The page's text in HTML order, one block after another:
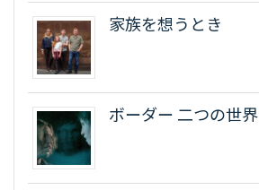
家族を想うとき
ボーダー 二つの世界